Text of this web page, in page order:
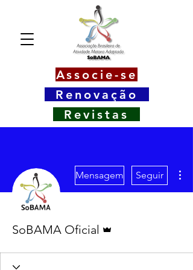
Associe-se
Renovação
Revistas
Mensagem Seguir
SoBAMA Oficial